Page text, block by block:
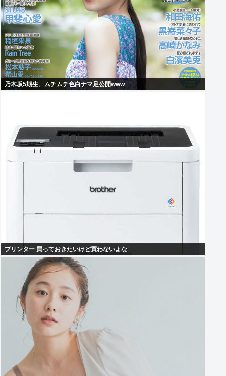
乃木坂5期生、ムチムチ色白ナマ足公開www
プリンター 買っておきたいけど買わないよな